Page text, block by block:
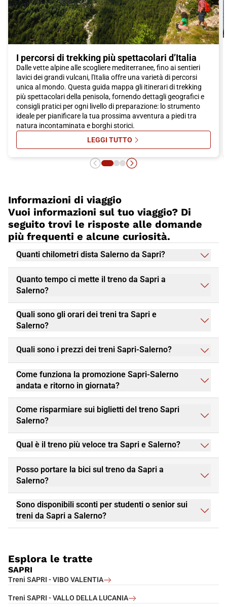
delle destinazioni più affascinanti del sud Italia.
I percorsi di trekking più spettacolari d’Italia
Dalle vette alpine alle scogliere mediterranee, fino ai sentieri
lavici dei grandi vulcani, l'Italia offre una varietà di percorsi
unica al mondo. Questa guida mappa gli itinerari di trekking
più spettacolari della penisola, fornendo dettagli geografici e
consigli pratici per ogni livello di preparazione: lo strumento
ideale per pianificare la tua prossima avventura a piedi tra
natura incontaminata e borghi storici.
LEGGI TUTTOSU I PERCORSI DI TREKKING PIÙ
Informazioni di viaggio
Vuoi informazioni sul tuo viaggio? Di
seguito trovi le risposte alle domande
più frequenti e alcune curiosità.
Quanti chilometri dista Salerno da Sapri?
Quanto tempo ci mette il treno da Sapri a
Salerno?
Quali sono gli orari dei treni tra Sapri e
Salerno?
Quali sono i prezzi dei treni Sapri-Salerno?
Come funziona la promozione Sapri-Salerno
andata e ritorno in giornata?
Come risparmiare sui biglietti del treno Sapri
Salerno?
Qual è il treno più veloce tra Sapri e Salerno?
Posso portare la bici sul treno da Sapri a
Salerno?
Sono disponibili sconti per studenti o senior sui
treni da Sapri a Salerno?
Esplora le tratte
SAPRI
Treni SAPRI - VIBO VALENTIA
Treni SAPRI - VALLO DELLA LUCANIA